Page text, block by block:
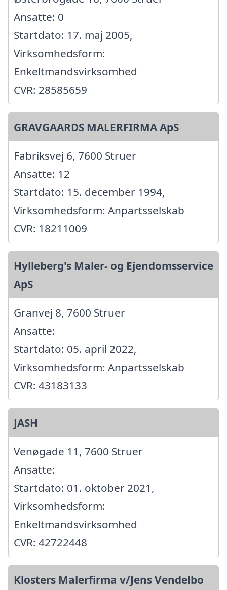
Ansatte: 0
Startdato: 17. maj 2005,
Virksomhedsform:
Enkeltmandsvirksomhed
CVR: 28585659
GRAVGAARDS MALERFIRMA ApS
Fabriksvej 6, 7600 Struer
Ansatte: 12
Startdato: 15. december 1994,
Virksomhedsform: Anpartsselskab
CVR: 18211009
Hylleberg's Maler- og Ejendomsservice
ApS
Granvej 8, 7600 Struer
Ansatte:
Startdato: 05. april 2022,
Virksomhedsform: Anpartsselskab
CVR: 43183133
JASH
Venøgade 11, 7600 Struer
Ansatte:
Startdato: 01. oktober 2021,
Virksomhedsform:
Enkeltmandsvirksomhed
CVR: 42722448
Klosters Malerfirma v/Jens Vendelbo